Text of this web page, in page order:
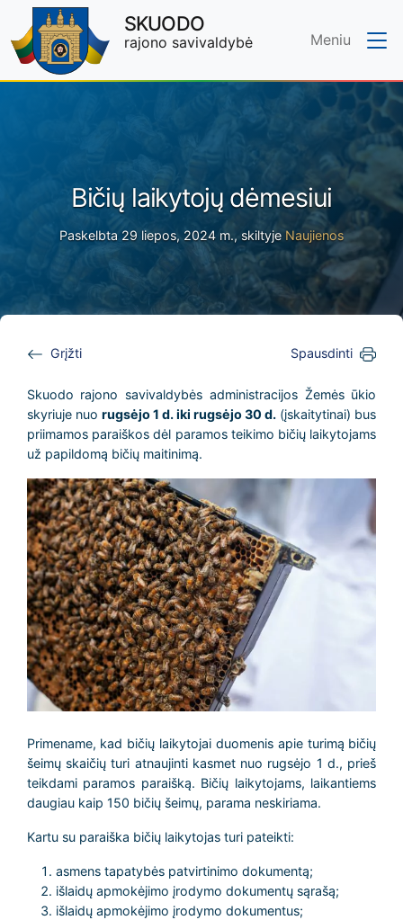
Skip to main content
SKUODO
rajono savivaldybė Meniu
Bičių laikytojų dėmesiui
Paskelbta 29 liepos, 2024 m., skiltyje Naujienos
Grįžti Spausdinti
Skuodo rajono savivaldybės administracijos Žemės ūkio
skyriuje nuo rugsėjo 1 d. iki rugsėjo 30 d. (įskaitytinai) bus
priimamos paraiškos dėl paramos teikimo bičių laikytojams
už papildomą bičių maitinimą.
Primename, kad bičių laikytojai duomenis apie turimą bičių
šeimų skaičių turi atnaujinti kasmet nuo rugsėjo 1 d., prieš
teikdami paramos paraišką. Bičių laikytojams, laikantiems
daugiau kaip 150 bičių šeimų, parama neskiriama.
Kartu su paraiška bičių laikytojas turi pateikti:
asmens tapatybės patvirtinimo dokumentą;
išlaidų apmokėjimo įrodymo dokumentų sąrašą;
išlaidų apmokėjimo įrodymo dokumentus;